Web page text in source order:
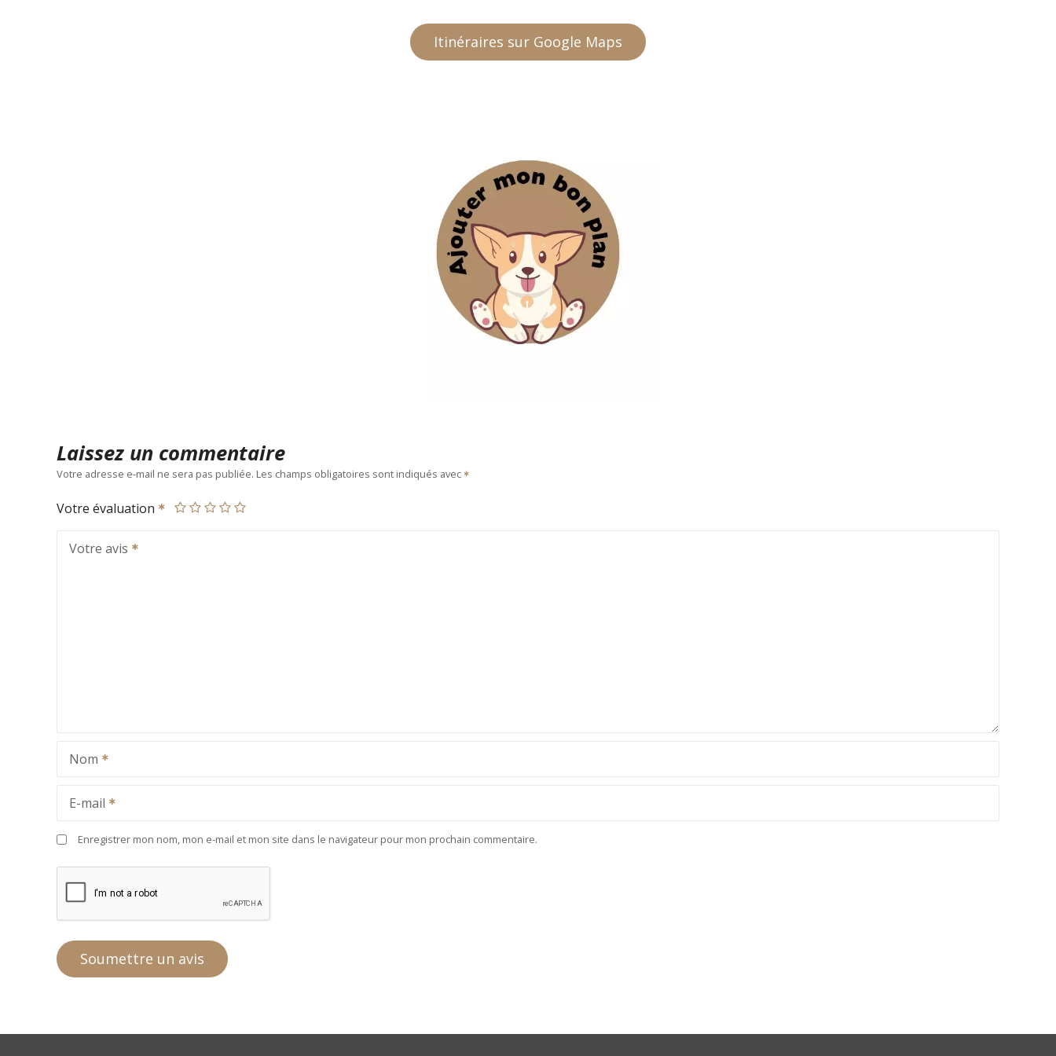
Itinéraires sur Google Maps
Laissez un commentaire
Votre adresse e-mail ne sera pas publiée. Les champs obligatoires sont indiqués avec
Votre évaluation
Votre avis
Nom
E-mail
Enregistrer mon nom, mon e-mail et mon site dans le navigateur pour mon prochain commentaire.